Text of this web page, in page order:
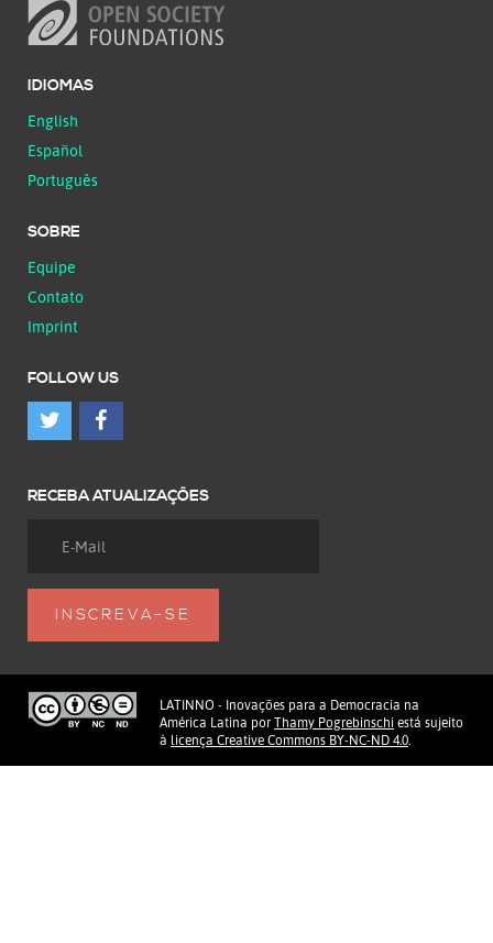
IDIOMAS
English
Español
Português
SOBRE
Equipe
Contato
Imprint
FOLLOW US
RECEBA ATUALIZAÇÕES
LATINNO - Inovações para a Democracia na
América Latina por Thamy Pogrebinschi está sujeito
à licença Creative Commons BY-NC-ND 4.0.